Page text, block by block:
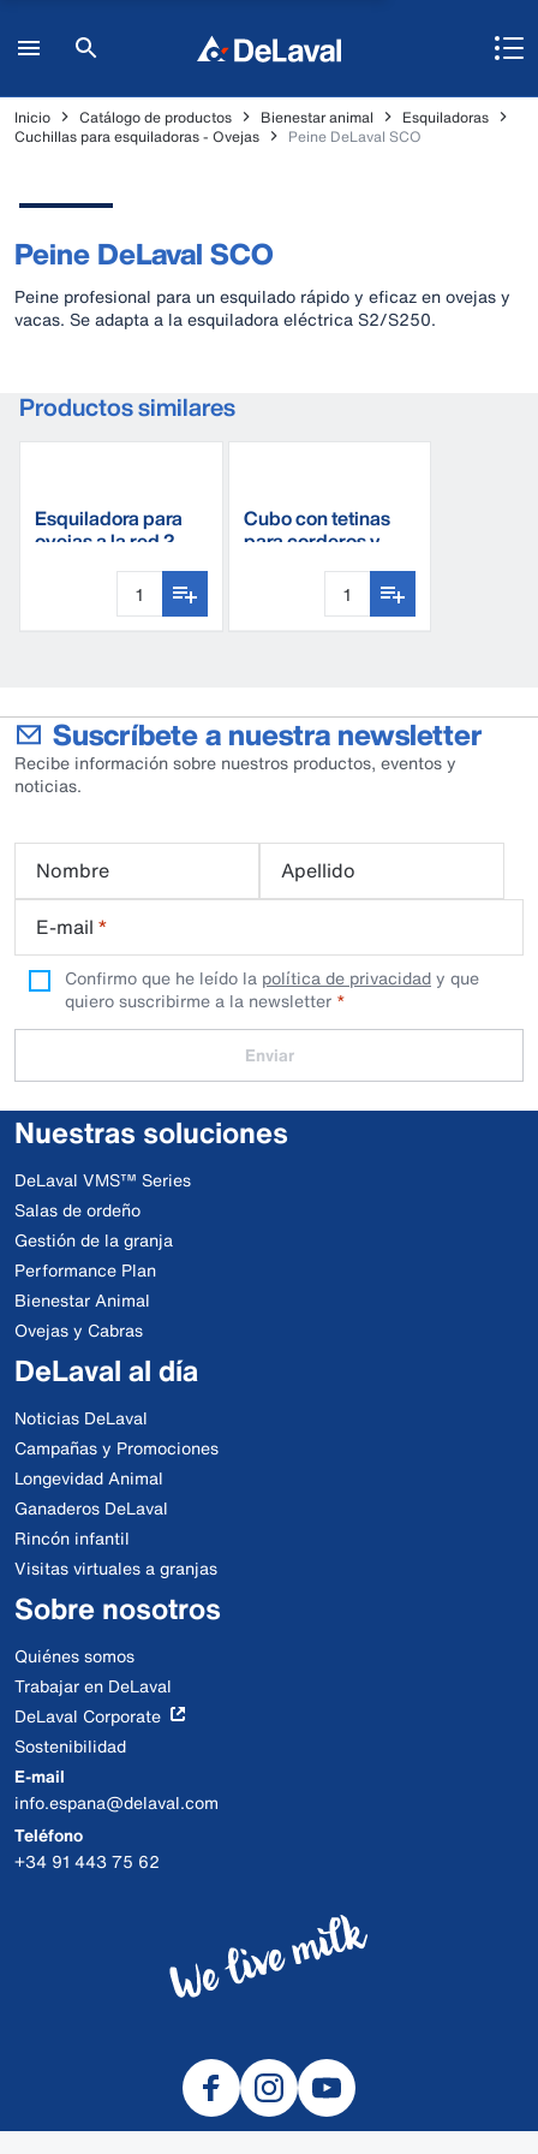
Inicio Catálogo de productos Bienestar animal
Esquiladoras
Cuchillas para esquiladoras - Ovejas
Peine DeLaval SCO
Peine DeLaval SCO
Peine profesional para un esquilado rápido y eficaz en ovejas y
vacas. Se adapta a la esquiladora eléctrica S2/S250.
Productos similares
Esquiladora para
ovejas a la red 2
Cubo con tetinas
para corderos y
Suscríbete a nuestra newsletter
Recibe información sobre nuestros productos, eventos y
noticias.
Nombre
Apellido
E-mail *
Confirmo que he leído la política de privacidady que
quiero suscribirme a la newsletter
Enviar
Nuestras soluciones
DeLaval VMS™ Series
Salas de ordeño
Gestión de la granja
Performance Plan
Bienestar Animal
Ovejas y Cabras
DeLaval al día
Noticias DeLaval
Campañas y Promociones
Longevidad Animal
Ganaderos DeLaval
Rincón infantil
Visitas virtuales a granjas
Sobre nosotros
Quiénes somos
Trabajar en DeLaval
DeLaval Corporate
Sostenibilidad
E-mail
info.espana@delaval.com
Teléfono
+34 91 443 75 62